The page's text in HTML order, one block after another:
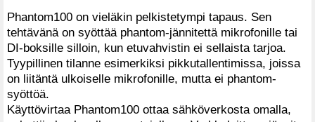
Phantom100 on vieläkin pelkistetympi tapaus. Sen
tehtävänä on syöttää phantom-jännitettä mikrofonille tai
DI-boksille silloin, kun etuvahvistin ei sellaista tarjoa.
Tyypillinen tilanne esimerkiksi pikkutallentimissa, joissa
on liitäntä ulkoiselle mikrofonille, mutta ei phantom-
syöttöä.
Käyttövirtaa Phantom100 ottaa sähköverkosta omalla,